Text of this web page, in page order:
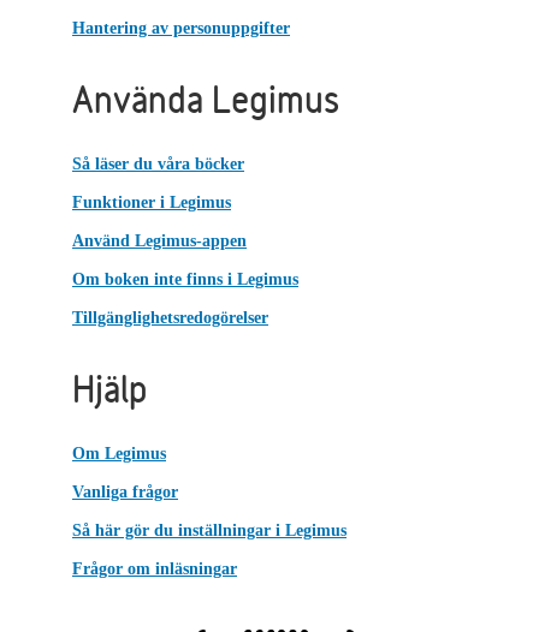
Hantering av personuppgifter
Använda Legimus
Så läser du våra böcker
Funktioner i Legimus
Använd Legimus-appen
Om boken inte finns i Legimus
Tillgänglighetsredogörelser
Hjälp
Om Legimus
Vanliga frågor
Så här gör du inställningar i Legimus
Frågor om inläsningar